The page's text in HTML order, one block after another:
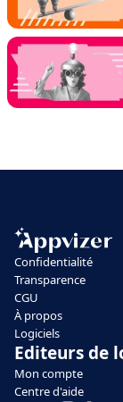
Confidentialité
Transparence
CGU
À propos
Logiciels
Editeurs de
Mon compte
Centre d'aide